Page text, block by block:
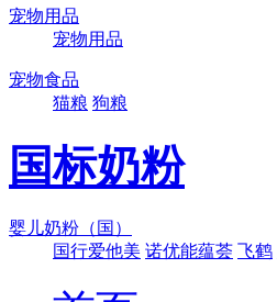
宠物用品
宠物用品
宠物食品
猫粮 狗粮
国标奶粉
婴儿奶粉（国）
国行爱他美 诺优能蕴荟 飞鹤